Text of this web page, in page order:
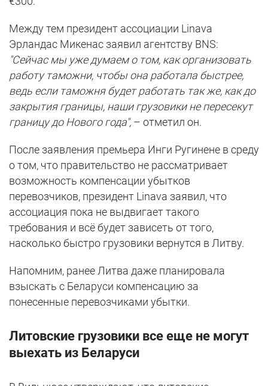
Между тем президент ассоциации Linava
Эрландас Микенас заявил агентству BNS:
"Сейчас мы уже думаем о том, как организовать
работу таможни, чтобы она работала быстрее,
ведь если таможня будет работать так же, как до
закрытия границы, наши грузовики не пересекут
границу до Нового года", – отметил он.
После заявления премьера Инги Ругинене в среду
о том, что правительство не рассматривает
возможность компенсации убытков
перевозчиков, президент Linava заявил, что
ассоциация пока не выдвигает такого
требования и всё будет зависеть от того,
насколько быстро грузовики вернутся в Литву.
Напомним, ранее Литва даже планировала
взыскать с Беларуси компенсацию за
понесенные перевозчиками убытки.
Литовские грузовики все еще не могут
выехать из Беларуси